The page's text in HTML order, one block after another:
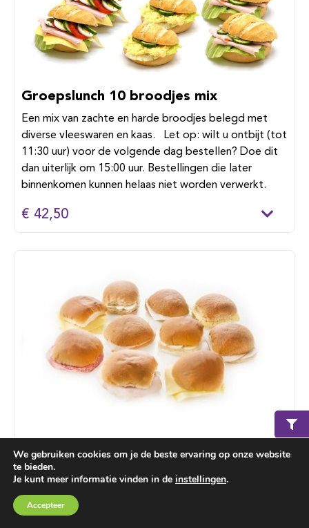
Groepslunch 10 broodjes mix
Een mix van zachte en harde broodjes belegd met
diverse vleeswaren en kaas. Let op: wilt u ontbijt (tot
11:30 uur) voor de volgende dag bestellen? Doe dit
dan uiterlijk om 15:00 uur. Bestellingen die later
binnenkomen kunnen helaas niet worden verwerkt.
€ 42,50
Groepslunch 50 broodjes basis
Zachte broodjes belegd met diverse vleeswaren en
volgende dag bestellen? Doe dit dan uiterlijk om
We gebruiken cookies om je de beste ervaring op onze website
te bieden.
Je kunt meer informatie vinden in de instellingen.
Accepteer